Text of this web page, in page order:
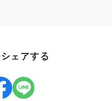
ェアする